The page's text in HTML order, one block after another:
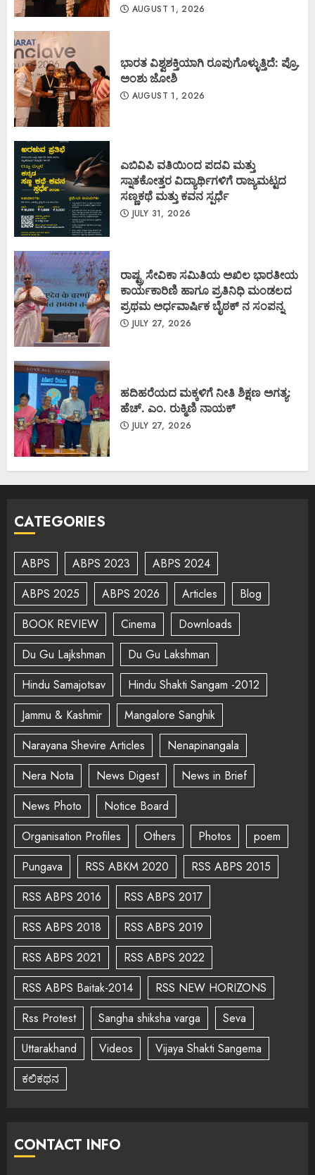
AUGUST 1, 2026
ಭಾರತ ವಿಶ್ವಶಕ್ತಿಯಾಗಿ ರೂಪುಗೊಳ್ಳುತ್ತಿದೆ: ಪ್ರೊ.
ಅಂಶು ಜೋಶಿ
AUGUST 1, 2026
ಎಬಿವಿಪಿ ವತಿಯಿಂದ ಪದವಿ ಮತ್ತು
ಸ್ನಾತಕೋತ್ತರ ವಿದ್ಯಾರ್ಥಿಗಳಿಗೆ ರಾಜ್ಯಮಟ್ಟದ
ಸಣ್ಣಕಥೆ ಮತ್ತು ಕವನ ಸ್ಪರ್ಧೆ
JULY 31, 2026
ರಾಷ್ಟ್ರ ಸೇವಿಕಾ ಸಮಿತಿಯ ಅಖಿಲ ಭಾರತೀಯ
ಕಾರ್ಯಕಾರಿಣಿ ಹಾಗೂ ಪ್ರತಿನಿಧಿ ಮಂಡಲದ
ಪ್ರಥಮ ಅರ್ಧವಾರ್ಷಿಕ ಬೈಠಕ್ ನ ಸಂಪನ್ನ
JULY 27, 2026
ಹದಿಹರೆಯದ ಮಕ್ಕಳಿಗೆ ನೀತಿ ಶಿಕ್ಷಣ ಅಗತ್ಯ:
ಹೆಚ್. ಎಂ. ರುಕ್ಮಿಣಿ ನಾಯಕ್
JULY 27, 2026
CATEGORIES
ABPS ABPS 2023
ABPS 2024
ABPS 2025
ABPS 2026 Articles
Blog
BOOK REVIEW
Cinema
Downloads
Du Gu Lajkshman
Du Gu Lakshman
Hindu Samajotsav
Hindu Shakti Sangam -2012
Jammu & Kashmir
Mangalore Sanghik
Narayana Shevire Articles
Nenapinangala
Nera Nota
News Digest
News in Brief
News Photo
Notice Board
Organisation Profiles
Others Photos
poem
Pungava
RSS ABKM 2020
RSS ABPS 2015
RSS ABPS 2016
RSS ABPS 2017
RSS ABPS 2018
RSS ABPS 2019
RSS ABPS 2021
RSS ABPS 2022
RSS ABPS Baitak-2014
RSS NEW HORIZONS
Rss Protest
Sangha shiksha varga
Seva
Uttarakhand
Videos
Vijaya Shakti Sangema
ಕಲಿಕಥನ
CONTACT INFO